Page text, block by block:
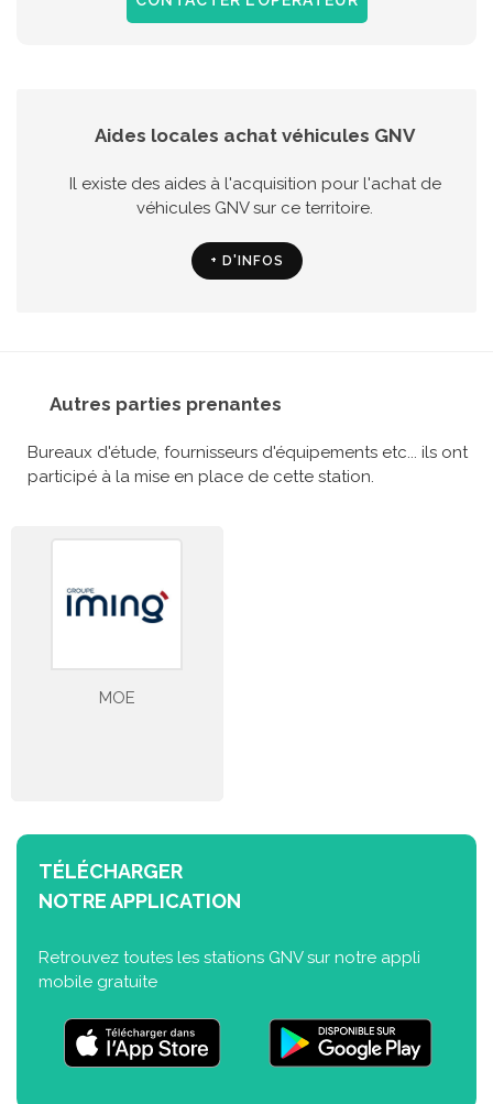
Aides locales achat véhicules GNV
Il existe des aides à l'acquisition pour l'achat de
véhicules GNV sur ce territoire.
+ D'INFOS
Autres parties prenantes
Bureaux d'étude, fournisseurs d'équipements etc... ils ont
participé à la mise en place de cette station.
MOE
TÉLÉCHARGER
NOTRE APPLICATION
Retrouvez toutes les stations GNV sur notre appli
mobile gratuite